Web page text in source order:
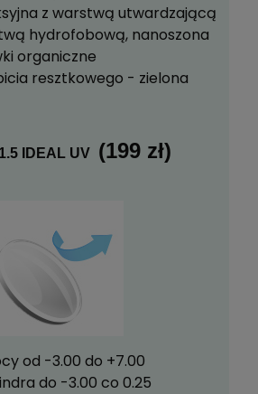
z warstwą utwardzającą
hydrofobową, nanoszona
organiczne
resztkowego - zielona
IDEAL UV (199 zł)
od -3.00 do +7.00
do -3.00 co 0.25